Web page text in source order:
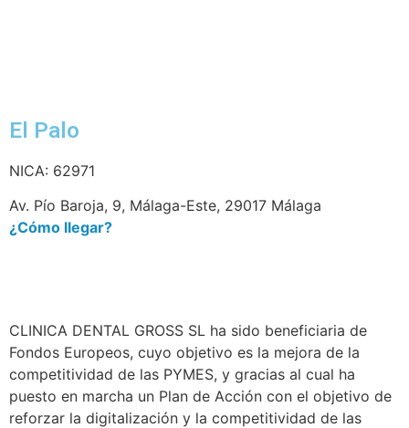
El Palo
NICA: 62971
Av. Pío Baroja, 9, Málaga-Este, 29017 Málaga
¿Cómo llegar?
CLINICA DENTAL GROSS SL ha sido beneficiaria de
Fondos Europeos, cuyo objetivo es la mejora de la
competitividad de las PYMES, y gracias al cual ha
puesto en marcha un Plan de Acción con el objetivo de
reforzar la digitalización y la competitividad de las